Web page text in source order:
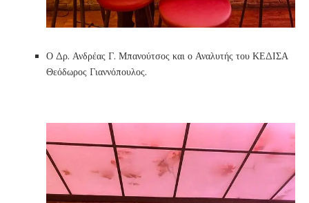
Ο Δρ. Ανδρέας Γ. Μπανούτσος και ο Αναλυτής του ΚΕΔΙΣΑ
Θεόδωρος Γιαννόπουλος.